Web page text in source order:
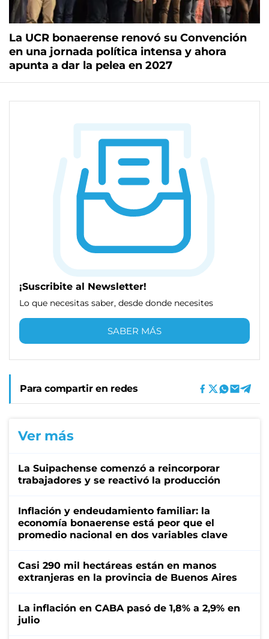
La UCR bonaerense renovó su Convención
en una jornada política intensa y ahora
apunta a dar la pelea en 2027
¡Suscribite al Newsletter!
Lo que necesitas saber, desde donde necesites
SABER MÁS
Para compartir en redes
Ver más
La Suipachense comenzó a reincorporar
trabajadores y se reactivó la producción
Inflación y endeudamiento familiar: la
economía bonaerense está peor que el
promedio nacional en dos variables clave
Casi 290 mil hectáreas están en manos
extranjeras en la provincia de Buenos Aires
La inflación en CABA pasó de 1,8% a 2,9% en
julio